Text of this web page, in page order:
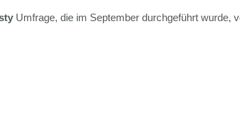
Umfrage, die im September durchgeführt wurde,